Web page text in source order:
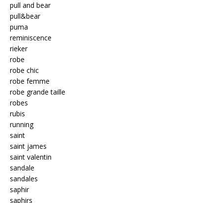
pull and bear
pull&bear
puma
reminiscence
rieker
robe
robe chic
robe femme
robe grande taille
robes
rubis
running
saint
saint james
saint valentin
sandale
sandales
saphir
saphirs